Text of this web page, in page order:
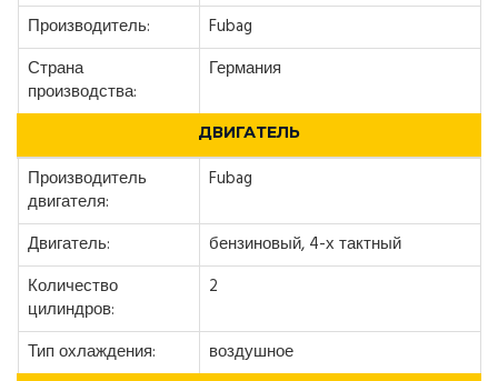
Производитель:
Fubag
Страна
производства:
Германия
ДВИГАТЕЛЬ
Производитель
двигателя:
Fubag
Двигатель:
бензиновый, 4-х тактный
Количество
цилиндров:
2
Тип охлаждения: воздушное